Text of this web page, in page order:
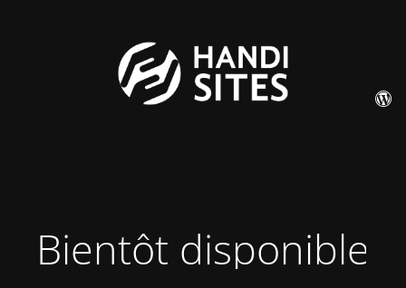
Bientôt disponible